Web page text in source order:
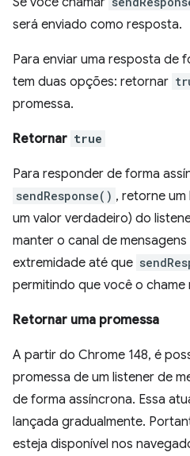
será enviado como resposta.
Para enviar uma resposta de
tem duas opções: retornar
promessa.
Retornar true
Para responder de forma
sendResponse() , retorne um
um valor verdadeiro) do
manter o canal de
extremidade até que
permitindo que você o chame
Retornar uma promessa
A partir do Chrome 148, é
promessa de um listener de
de forma assíncrona. Essa
lançada gradualmente.
esteja disponível nos